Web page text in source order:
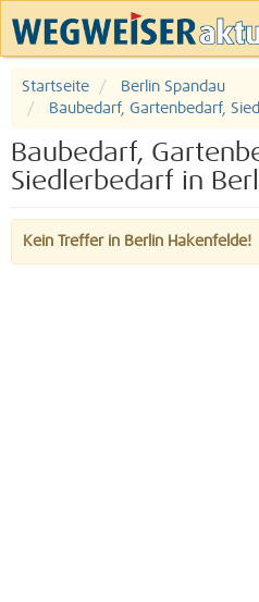
Startseite
Berlin Spandau
Baubedarf, Gartenbedarf,
Baubedarf,
Siedlerbedarf in
Kein Treffer in Berlin Hakenfelde!